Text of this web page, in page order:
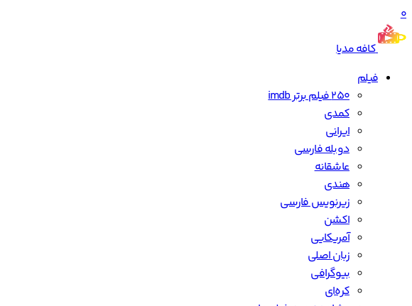
0
کافه مدیا
فیلم
250 فیلم برتر imdb
کمدی
ایرانی
دوبله فارسی
عاشقانه
هندی
زیرنویس فارسی
اکشن
آمریکایی
زبان اصلی
بیوگرافی
کره‌ای